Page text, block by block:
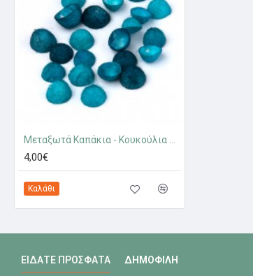
4,00€
Καλάθι
ΕΊΔΑΤΕ ΠΡΌΣΦΑΤΑ ΔΗΜΟΦΙΛΉ